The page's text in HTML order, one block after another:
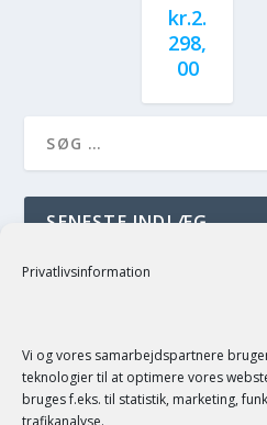
Privatlivsinformation
Vi og vores samarbejdspartnere
teknologier til at optimere vores
bruges f.eks. til statistik, marketing,
trafikanalyse.
kr.2.
298,
00
SENESTE INDLÆG
just a test
SENESTE